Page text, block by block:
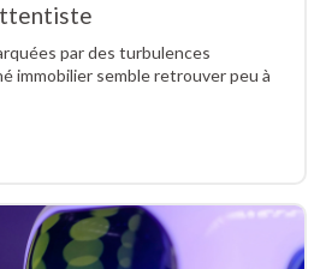
par des turbulences
immobilier semble retrouver peu à